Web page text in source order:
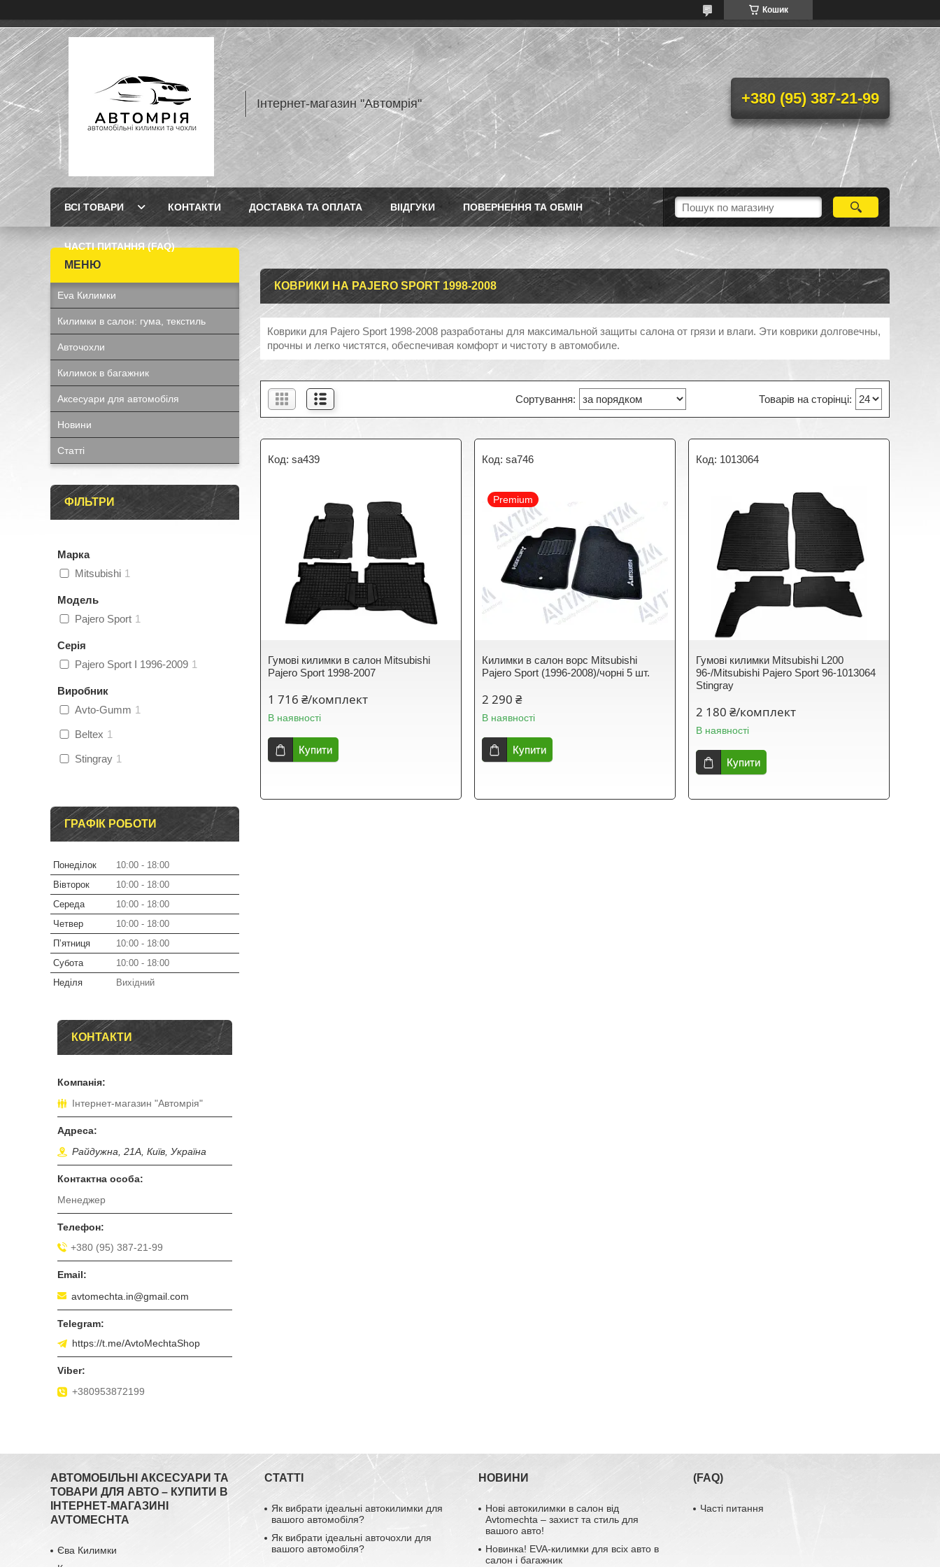
Кошик
Інтернет-магазин "Автомрія" +380 (95) 387-21-99
ВСІ ТОВАРИ КОНТАКТИ ДОСТАВКА ТА ОПЛАТА ВІІДГУКИ ПОВЕРНЕННЯ ТА ОБМІН
ЧАСТІ ПИТАННЯ (FAQ)
КОВРИКИ НА PAJERO SPORT 1998-2008
Коврики для Pajero Sport 1998-2008 разработаны для максимальной защиты салона от грязи и влаги. Эти коврики долговечны,
прочны и легко чистятся, обеспечивая комфорт и чистоту в автомобиле.
sa439
Гумові килимки в салон Mitsubishi
Pajero Sport 1998-2007
1 716 ₴/комплект
В наявності
Купити
sa746
Premium
Килимки в салон ворс Mitsubishi
Pajero Sport (1996-2008)/чорні 5 шт.
2 290 ₴
В наявності
Купити
1013064
Гумові килимки Mitsubishi L200
96-/Mitsubishi Pajero Sport 96-1013064
Stingray
2 180 ₴/комплект
В наявності
Купити
Eva Килимки
Килимки в салон: гума, текстиль
Авточохли
Килимок в багажник
Аксесуари для автомобіля
Новини
Статті
ФІЛЬТРИ
Марка
Mitsubishi 1
Модель
Pajero Sport 1
Серія
Pajero Sport I 1996-2009 1
Виробник
Avto-Gumm 1
Beltex 1
Stingray 1
ГРАФІК РОБОТИ
Понеділок 10:00
18:00
Вівторок
10:00
18:00
Середа
10:00
18:00
Четвер
10:00
18:00
Пʼятниця
10:00
18:00
Субота
10:00
18:00
Неділя
Вихідний
КОНТАКТИ
Інтернет-магазин "Автомрія"
Райдужна, 21А, Київ, Україна
Менеджер
+380 (95) 387-21-99
avtomechta.in@gmail.com
https://t.me/AvtoMechtaShop
+380953872199
АВТОМОБІЛЬНІ АКСЕСУАРИ ТА
ТОВАРИ ДЛЯ АВТО – КУПИТИ В
ІНТЕРНЕТ-МАГАЗИНІ
AVTOMECHTA
Єва Килимки
СТАТТІ
Як вибрати ідеальні автокилимки для
вашого автомобіля?
Як вибрати ідеальні авточохли для
вашого автомобіля?
НОВИНИ
Нові автокилимки в салон від
Avtomechta – захист та стиль для
вашого авто!
Новинка! EVA-килимки для всіх авто в
салон і багажник
(FAQ)
Часті питання